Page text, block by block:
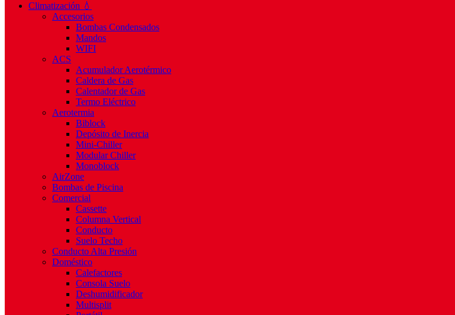
Climatización 💧
Accesorios
Bombas Condensados
Mandos
WIFI
ACS
Acumulador Aerotérmico
Caldera de Gas
Calentador de Gas
Termo Eléctrico
Aerotermia
Biblock
Depósito de Inercia
Mini-Chiller
Modular Chiller
Monoblock
AirZone
Bombas de Piscina
Comercial
Cassette
Columna Vertical
Conducto
Suelo Techo
Conducto Alta Presión
Doméstico
Calefactores
Consola Suelo
Deshumidificador
Multisplit